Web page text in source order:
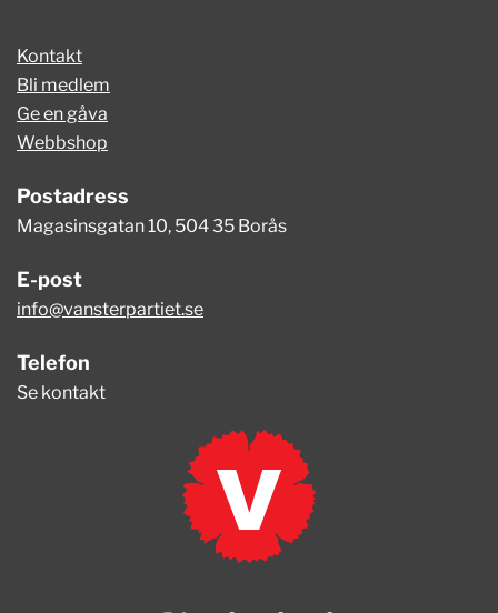
Kontakt
Bli medlem
Ge en gåva
Webbshop
Postadress
Magasinsgatan 10, 504 35 Borås
E-post
info@vansterpartiet.se
Telefon
Se kontakt